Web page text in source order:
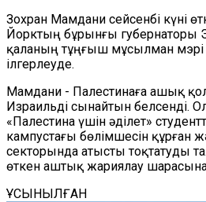
Зохран Мамдани сейсенбі күні
Йорктың бұрынғы
қаланың тұңғыш мұсылман
ілгерлеуде.
Мамдани - Палестинаға ашық
Израильді сынайтын белсенді.
«Палестина үшін әділет»
кампустағы бөлімшесін құрған
секторында атысты тоқтатуды
өткен аштық жариялау
ҰСЫНЫЛҒАН